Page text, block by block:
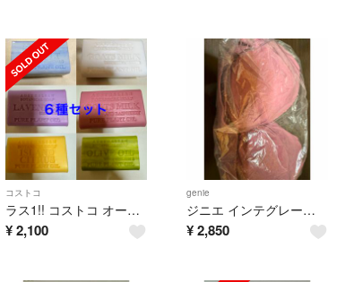
コストコ
ラス1!! コストコ オーストラリアン ボタニカル ソープ 6種セット
¥2,100
genie
ジニエ インテグレート ブラ LL ローズピンク
¥2,850